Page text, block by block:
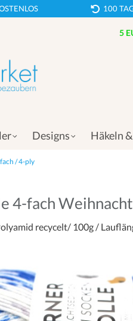
100
5
Designs Häkeln
/ 4-ply
4-fach
recycelt/ 100g /